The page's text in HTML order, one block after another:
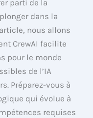
parti de la
dans la
nous allons
CrewAI facilite
pour le monde
de l’IA
Préparez-vous à
qui évolue à
requises